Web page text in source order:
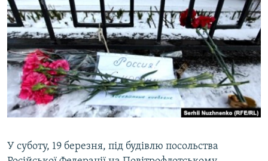
СПЕЦПРОЕКТИ
ДЕПОРТАЦІЯ
ВІДЕОУРОКИ «ELIFBE»
СВІДЧЕННЯ ОКУПАЦІЇ
УКРАЇНСЬКА ПРОБЛЕМА КРИМУ
ІНФОГРАФІКА
ЯК ОБІЙТИ БЛОКУВАННЯ
Русский
Qırımtatar
ДОЛУЧАЙСЯ!
У суботу, 19 березня, під будівлю посольства